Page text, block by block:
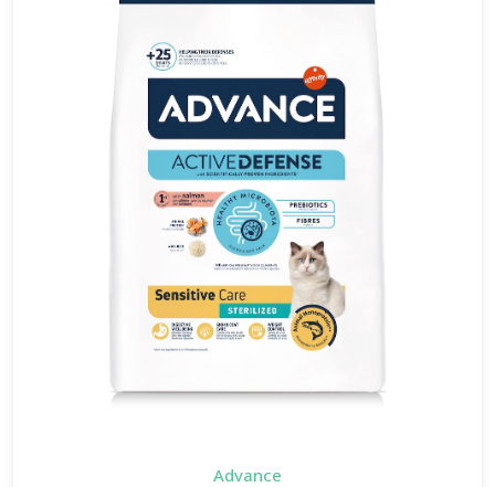
Advance